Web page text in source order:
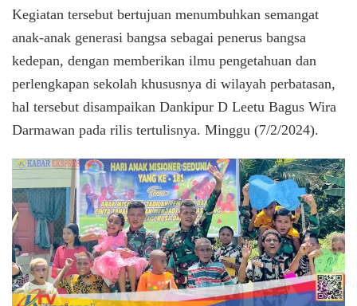
PNG
Kegiatan tersebut bertujuan menumbuhkan semangat
anak-anak generasi bangsa sebagai penerus bangsa
kedepan, dengan memberikan ilmu pengetahuan dan
perlengkapan sekolah khususnya di wilayah perbatasan,
hal tersebut disampaikan Dankipur D Leetu Bagus Wira
Darmawan pada rilis tertulisnya. Minggu (7/2/2024).